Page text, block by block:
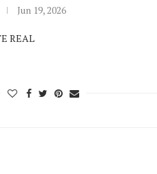
Jun 19, 2026
REAL